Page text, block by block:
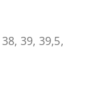
39, 39,5,